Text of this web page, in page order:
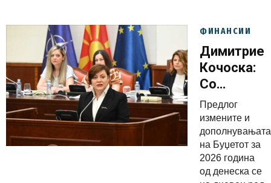
ФИНАНСИИ
Кочоска:
Со
на
Буџетот
повеќе
Предлог
измените и
дополнувањата
на Буџетот за
2026 година
од денеска се